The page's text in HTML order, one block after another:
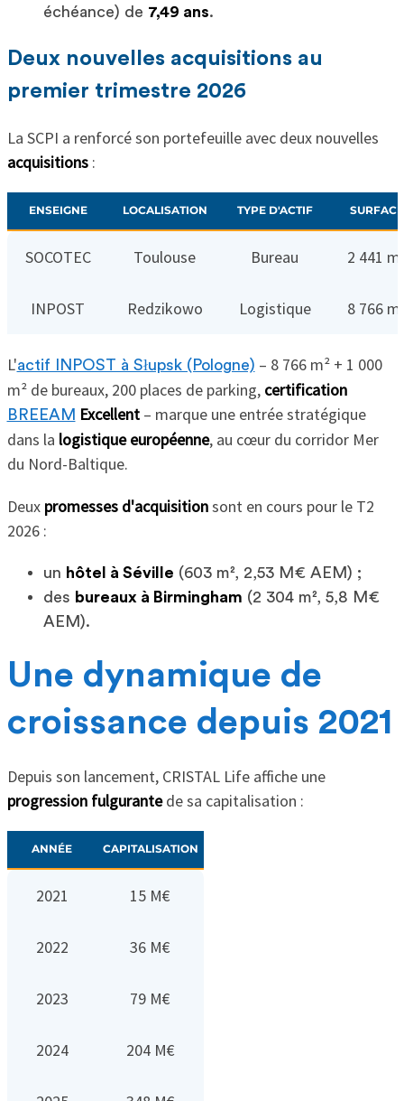
échéance) de 7,49 ans.
Deux nouvelles acquisitions au
premier trimestre 2026
La SCPI a renforcé son portefeuille avec deux nouvelles
acquisitions:
ENSEIGNE LOCALISATION TYPE D'ACTIF SURFACE
SOCOTEC Toulouse Bureau 2 441
INPOST Redzikowo Logistique 8 766
L'actif INPOST à Słupsk (Pologne) – 8 766 m² + 1 000
m² de bureaux, 200 places de parking, certification
BREEAM Excellent– marque une entrée stratégique
dans la logistique européenne, au cœur du corridor Mer
du Nord-Baltique.
Deux promesses d'acquisitionsont en cours pour le T2
2026 :
un hôtel à Séville (603 m², 2,53 M€ AEM) ;
des bureaux à Birmingham (2 304 m², 5,8 M€
AEM).
Une dynamique de
croissance depuis 2021
Depuis son lancement, CRISTAL Life affiche une
progression fulgurantede sa capitalisation :
ANNÉE CAPITALISATION
2021 15 M€
2022 36 M€
2023 79 M€
2024 204 M€